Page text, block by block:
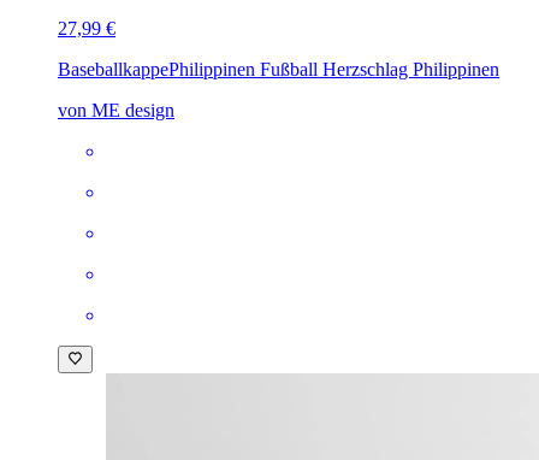
27,99 €
BaseballkappePhilippinen Fußball Herzschlag Philippinen
von ME design